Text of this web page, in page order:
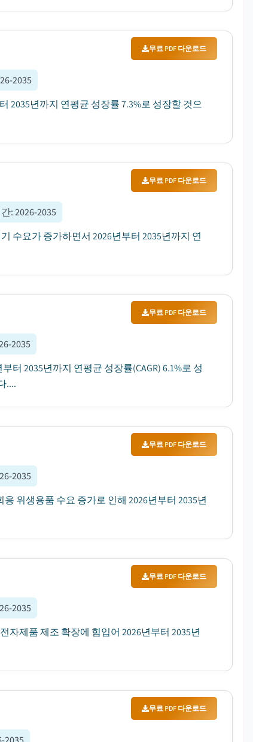
무료 PDF 다운로드
2035
2035년까지 연평균 성장률 7.3%로 성장할 것으
무료 PDF 다운로드
:2026-2035
수요가 증가하면서 2026년부터 2035년까지 연
무료 PDF 다운로드
2035
터 2035년까지 연평균 성장률(CAGR) 6.1%로 성
....
무료 PDF 다운로드
2035
위생용품 수요 증가로 인해 2026년부터 2035년
무료 PDF 다운로드
2035
자제품 제조 확장에 힘입어 2026년부터 2035년
무료 PDF 다운로드